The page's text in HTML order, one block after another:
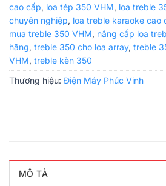
cao cấp, loa tép 350 VHM, loa treble
chuyên nghiệp, loa treble karaoke cao
mua treble 350 VHM, nâng cấp loa
hãng, treble 350 cho loa array, treble
VHM, treble kèn 350
Thương hiệu: Điện Máy Phúc Vinh
MÔ TẢ